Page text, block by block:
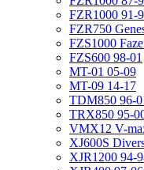
FZR1000 91-
FZR750
FZS1000
FZS600 98-01
MT-01 05-09
MT-09 14-17
TDM850 96-
TRX850 95-
VMX12 V-
XJ600S
XJR1200 94-